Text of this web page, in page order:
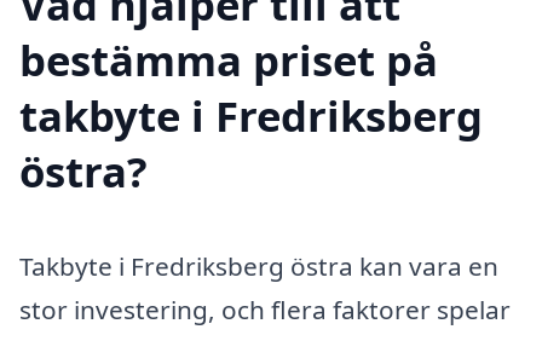
bestämma priset på
takbyte i Fredriksberg
östra?
Takbyte i Fredriksberg östra kan vara en
stor investering, och flera faktorer spelar